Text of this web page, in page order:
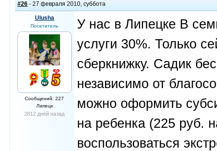
#26 - 27 февраля 2010, суббота
Ulusha
Посетитель
Сообщений: 227
Липецк
2812 дней назад
У нас в Липецке В
услуги 30%. Только
сберкнижку. Садик
независимо от
можно оформить
на ребенка (225 руб.
воспользоваться